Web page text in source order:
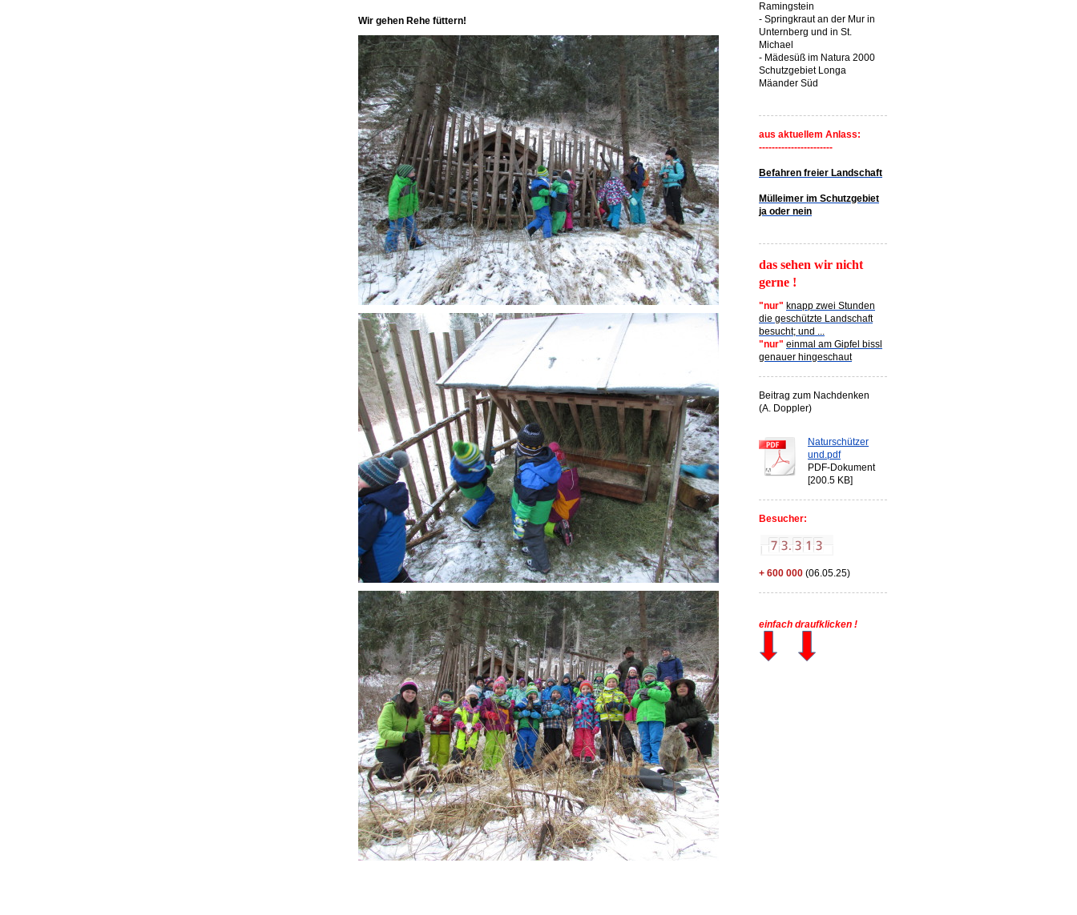
Wir gehen Rehe füttern!
Ramingstein
- Springkraut an der Mur in
Unternberg und in St.
Michael
- Mädesüß im Natura 2000
Schutzgebiet Longa
Mäander Süd
aus aktuellem Anlass:
-----------------------
Befahren freier Landschaft
Mülleimer im Schutzgebiet
ja oder nein
das sehen wir nicht
gerne !
"nur" knapp zwei Stunden
die geschützte Landschaft
besucht; und ...
"nur" einmal am Gipfel bissl
genauer hingeschaut
Beitrag zum Nachdenken
(A. Doppler)
Naturschützer
und.pdf
PDF-Dokument
[200.5 KB]
Besucher:
+ 600 000 (06.05.25)
einfach draufklicken !